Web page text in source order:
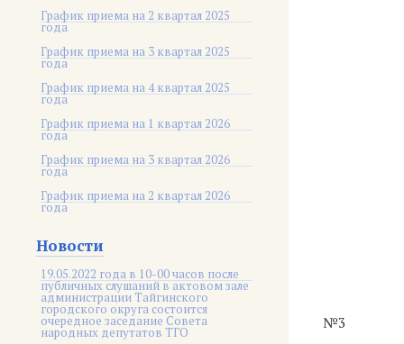
График приема на 2 квартал 2025
года
График приема на 3 квартал 2025
года
График приема на 4 квартал 2025
года
График приема на 1 квартал 2026
года
График приема на 3 квартал 2026
года
График приема на 2 квартал 2026
года
Новости
19.05.2022 года в 10-00 часов после
публичных слушаний в актовом зале
администрации Тайгинского
городского округа состоится
очередное заседание Совета
народных депутатов ТГО
№3